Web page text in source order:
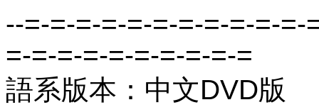
--=-=-=-=-=-=-=-=-=-=-
=-=-=-=-=-=-=-=-=-=
語系版本：中文DVD版